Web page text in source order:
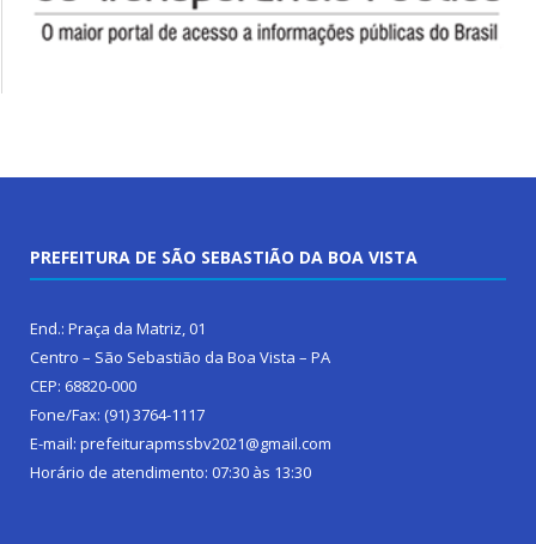
PREFEITURA DE SÃO SEBASTIÃO DA BOA VISTA
End.: Praça da Matriz, 01
Centro – São Sebastião da Boa Vista – PA
CEP: 68820-000
Fone/Fax: (91) 3764-1117
E-mail: prefeiturapmssbv2021@gmail.com
Horário de atendimento: 07:30 às 13:30